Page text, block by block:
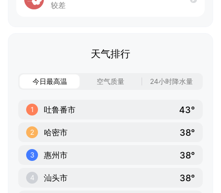
较差
天气排行
今日最高温 空气质量 24小时降水量
1 吐鲁番市 43°
2 哈密市 38°
3 惠州市 38°
4 汕头市 38°